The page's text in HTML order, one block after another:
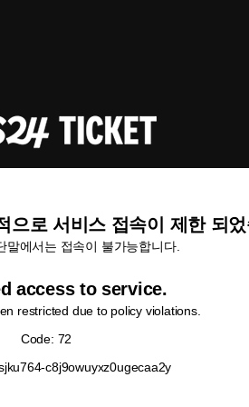
으로 서비스 접속이 제한 되
말에서는 접속이 불가능합니다.
access to service.
restricted due to policy violations.
Code: 72
c8j9owuyxz0ugecaa2y